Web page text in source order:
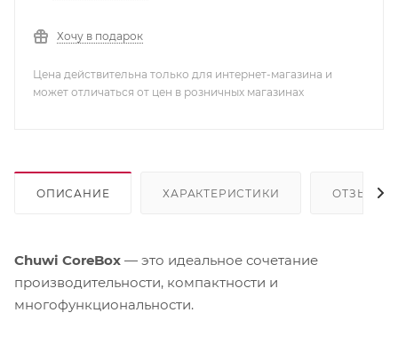
Хочу в подарок
Цена действительна только для интернет-магазина и
может отличаться от цен в розничных магазинах
ОПИСАНИЕ ХАРАКТЕРИСТИКИ ОТЗЫВЫ
Chuwi CoreBox — это идеальное сочетание
производительности, компактности и
многофункциональности.